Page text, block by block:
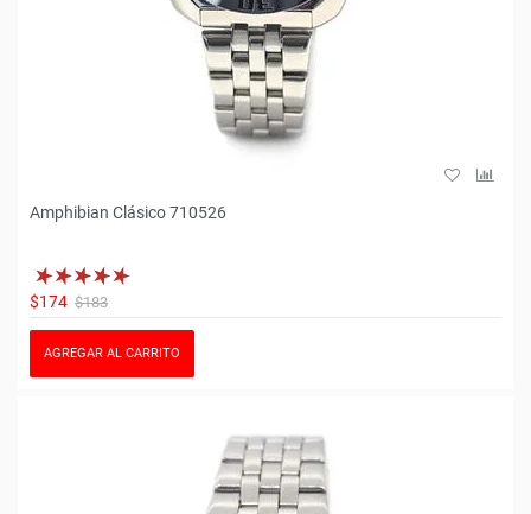
Amphibian Clásico 710526
$174 $183
AGREGAR AL CARRITO